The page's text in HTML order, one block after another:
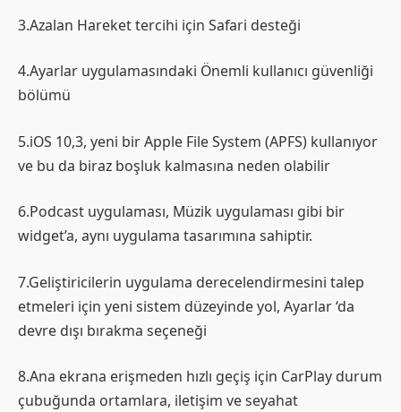
3.Azalan Hareket tercihi için Safari desteği
4.Ayarlar uygulamasındaki Önemli kullanıcı güvenliği
bölümü
5.iOS 10,3, yeni bir Apple File System (APFS) kullanıyor
ve bu da biraz boşluk kalmasına neden olabilir
6.Podcast uygulaması, Müzik uygulaması gibi bir
widget’a, aynı uygulama tasarımına sahiptir.
7.Geliştiricilerin uygulama derecelendirmesini talep
etmeleri için yeni sistem düzeyinde yol, Ayarlar ‘da
devre dışı bırakma seçeneği
8.Ana ekrana erişmeden hızlı geçiş için CarPlay durum
çubuğunda ortamlara, iletişim ve seyahat